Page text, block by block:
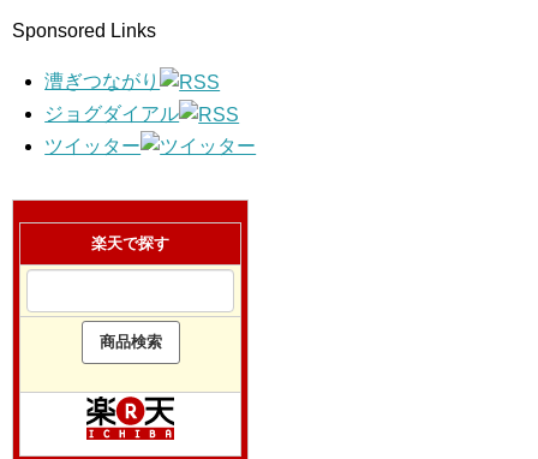
Sponsored Links
漕ぎつながり
ジョグダイアル
ツイッター
楽天で探す